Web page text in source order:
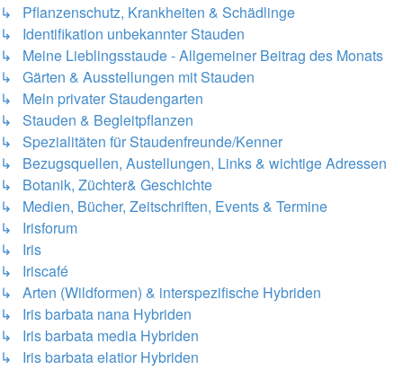
↳ Pflanzenschutz, Krankheiten & Schädlinge
↳ Identifikation unbekannter Stauden
↳ Meine Lieblingsstaude - Allgemeiner Beitrag des Monats
↳ Gärten & Ausstellungen mit Stauden
↳ Mein privater Staudengarten
↳ Stauden & Begleitpflanzen
↳ Spezialitäten für Staudenfreunde/Kenner
↳ Bezugsquellen, Austellungen, Links & wichtige Adressen
↳ Botanik, Züchter& Geschichte
↳ Medien, Bücher, Zeitschriften, Events & Termine
↳ Irisforum
↳ Iris
↳ Iriscafé
↳ Arten (Wildformen) & interspezifische Hybriden
↳ Iris barbata nana Hybriden
↳ Iris barbata media Hybriden
↳ Iris barbata elatior Hybriden